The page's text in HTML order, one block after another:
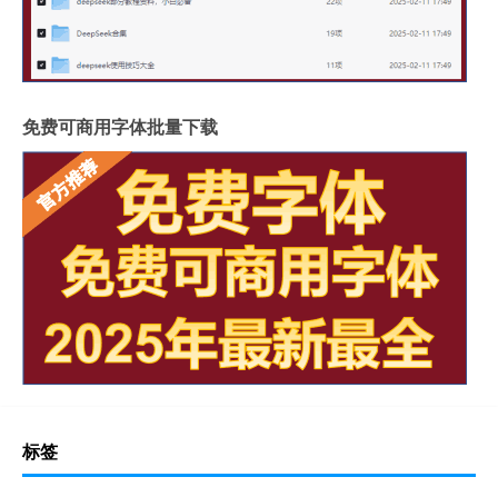
免费可商用字体批量下载
标签